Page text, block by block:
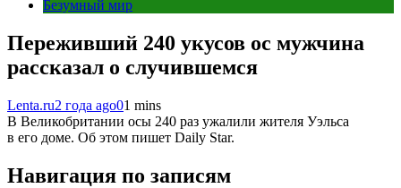
Безумный мир
Переживший 240 укусов ос мужчина
рассказал о случившемся
Lenta.ru2 года ago01 mins
В Великобритании осы 240 раз ужалили жителя Уэльса
в его доме. Об этом пишет Daily Star.
Навигация по записям